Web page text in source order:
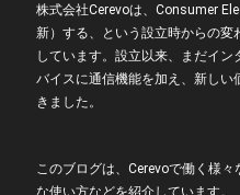
株式会社Cerevoは、Consumer
新）する、という設立時からの変
しています。設立以来、まだイ
バイスに通信機能を加え、新し
きました。
このブログは、Cerevoで働く様